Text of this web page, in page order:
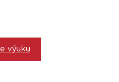
výuku